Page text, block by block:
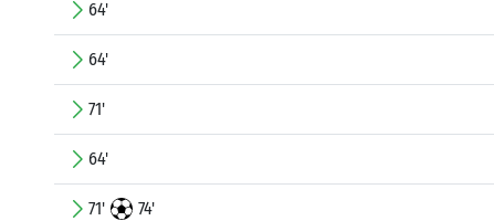
64'
64'
71'
64'
71' 74'